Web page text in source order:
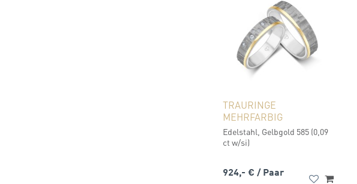
TRAURINGE
MEHRFARBIG
Edelstahl, Gelbgold 585 (0,09
ct w/si)
924,- € / Paar